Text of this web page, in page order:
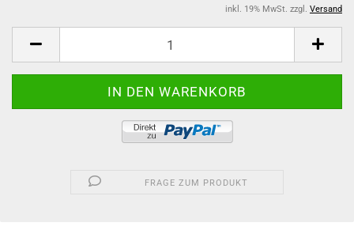
inkl. 19% MwSt. zzgl. Versand
FRAGE ZUM PRODUKT